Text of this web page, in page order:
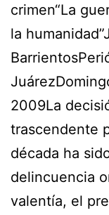
crimen“La
la
2009La
trascendente
década ha
delincuencia
valentía, el